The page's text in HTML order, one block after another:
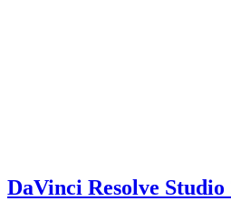
DaVinci Resolve